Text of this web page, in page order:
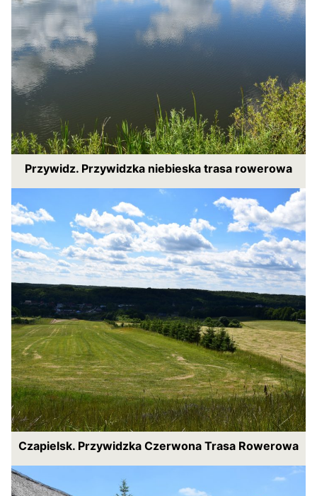
Przywidz. Przywidzka niebieska trasa rowerowa
Czapielsk. Przywidzka Czerwona Trasa Rowerowa